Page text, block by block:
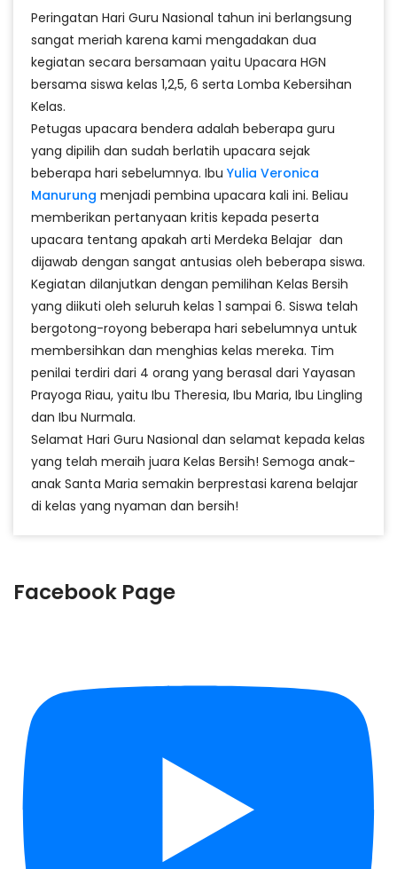
Peringatan Hari Guru Nasional tahun ini berlangsung
sangat meriah karena kami mengadakan dua
kegiatan secara bersamaan yaitu Upacara HGN
bersama siswa kelas 1,2,5, 6 serta Lomba Kebersihan
Kelas.
Petugas upacara bendera adalah beberapa guru
yang dipilih dan sudah berlatih upacara sejak
beberapa hari sebelumnya. Ibu Yulia Veronica
Manurung menjadi pembina upacara kali ini. Beliau
memberikan pertanyaan kritis kepada peserta
upacara tentang apakah arti Merdeka Belajar dan
dijawab dengan sangat antusias oleh beberapa siswa.
Kegiatan dilanjutkan dengan pemilihan Kelas Bersih
yang diikuti oleh seluruh kelas 1 sampai 6. Siswa telah
bergotong-royong beberapa hari sebelumnya untuk
membersihkan dan menghias kelas mereka. Tim
penilai terdiri dari 4 orang yang berasal dari Yayasan
Prayoga Riau, yaitu Ibu Theresia, Ibu Maria, Ibu Lingling
dan Ibu Nurmala.
Selamat Hari Guru Nasional dan selamat kepada kelas
yang telah meraih juara Kelas Bersih! Semoga anak-
anak Santa Maria semakin berprestasi karena belajar
di kelas yang nyaman dan bersih!
Facebook Page